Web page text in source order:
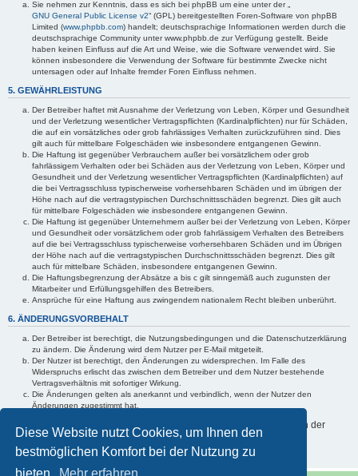
Diese Website nutzt Cookies, um Ihnen den
bestmöglichen Komfort bei der Nutzung zu
Sie nehmen zur Kenntnis, dass es sich bei phpBB um eine unter der „
GNU General Public License v2“ (GPL) bereitgestellten Foren-Software von phpBB
Limited (www.phpbb.com) handelt; deutschsprachige Informationen werden durch die
deutschsprachige Community unter www.phpbb.de zur Verfügung gestellt. Beide
haben keinen Einfluss auf die Art und Weise, wie die Software verwendet wird. Sie
können insbesondere die Verwendung der Software für bestimmte Zwecke nicht
untersagen oder auf Inhalte fremder Foren Einfluss nehmen.
5. GEWÄHRLEISTUNG
Der Betreiber haftet mit Ausnahme der Verletzung von Leben, Körper und Gesundheit
und der Verletzung wesentlicher Vertragspflichten (Kardinalpflichten) nur für Schäden,
die auf ein vorsätzliches oder grob fahrlässiges Verhalten zurückzuführen sind. Dies
gilt auch für mittelbare Folgeschäden wie insbesondere entgangenen Gewinn.
Die Haftung ist gegenüber Verbrauchern außer bei vorsätzlichem oder grob
fahrlässigem Verhalten oder bei Schäden aus der Verletzung von Leben, Körper und
Gesundheit und der Verletzung wesentlicher Vertragspflichten (Kardinalpflichten) auf
die bei Vertragsschluss typischerweise vorhersehbaren Schäden und im übrigen der
Höhe nach auf die vertragstypischen Durchschnittsschäden begrenzt. Dies gilt auch
für mittelbare Folgeschäden wie insbesondere entgangenen Gewinn.
Die Haftung ist gegenüber Unternehmern außer bei der Verletzung von Leben, Körper
und Gesundheit oder vorsätzlichem oder grob fahrlässigem Verhalten des Betreibers
auf die bei Vertragsschluss typischerweise vorhersehbaren Schäden und im Übrigen
der Höhe nach auf die vertragstypischen Durchschnittsschäden begrenzt. Dies gilt
auch für mittelbare Schäden, insbesondere entgangenen Gewinn.
Die Haftungsbegrenzung der Absätze a bis c gilt sinngemäß auch zugunsten der
Mitarbeiter und Erfüllungsgehilfen des Betreibers.
Ansprüche für eine Haftung aus zwingendem nationalem Recht bleiben unberührt.
6. ÄNDERUNGSVORBEHALT
Der Betreiber ist berechtigt, die Nutzungsbedingungen und die Datenschutzerklärung
zu ändern. Die Änderung wird dem Nutzer per E-Mail mitgeteilt.
Der Nutzer ist berechtigt, den Änderungen zu widersprechen. Im Falle des
Widerspruchs erlischt das zwischen dem Betreiber und dem Nutzer bestehende
Vertragsverhältnis mit sofortiger Wirkung.
Die Änderungen gelten als anerkannt und verbindlich, wenn der Nutzer den
Änderungen zugestimmt hat.
Informationen über den Umgang mit Ihren persönlichen Daten sind in der
Datenschutzerklärung enthalten.